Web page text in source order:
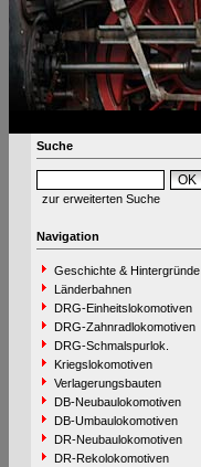
Suche
zur erweiterten Suche
Navigation
Geschichte & Hintergründe
Länderbahnen
DRG-Einheitslokomotiven
DRG-Zahnradlokomotiven
DRG-Schmalspurlok.
Kriegslokomotiven
Verlagerungsbauten
DB-Neubaulokomotiven
DB-Umbaulokomotiven
DR-Neubaulokomotiven
DR-Rekolokomotiven